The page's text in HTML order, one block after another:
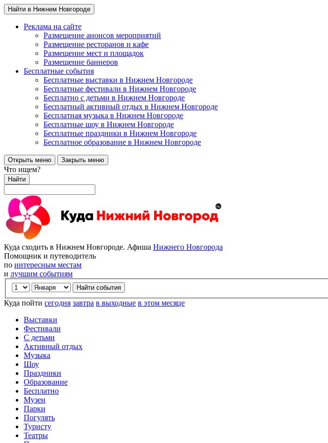
Найти в Нижнем Новгороде
Реклама на сайте
Размещение анонсов мероприятий
Размещение ресторанов и кафе
Размещение мест и площадок
Размещение баннеров
Бесплатные события
Бесплатные выставки в Нижнем Новгороде
Бесплатные фестивали в Нижнем Новгороде
Бесплатно с детьми в Нижнем Новгороде
Бесплатный активный отдых в Нижнем Новгороде
Бесплатная музыка в Нижнем Новгороде
Бесплатные шоу в Нижнем Новгороде
Бесплатные праздники в Нижнем Новгороде
Бесплатное образование в Нижнем Новгороде
Открыть меню Закрыть меню
Что ищем?
Найти
Куда сходить в Нижнем Новгороде. Афиша Нижнего Новгорода
Помощник и путеводитель
по интересным местам
и лучшим событиям
Куда пойти сегодня завтра в выходные в этом месяце
Выставки
Фестивали
С детьми
Активный отдых
Музыка
Шоу
Праздники
Образование
Бесплатно
Музеи
Парки
Погулять
Туристу
Театры